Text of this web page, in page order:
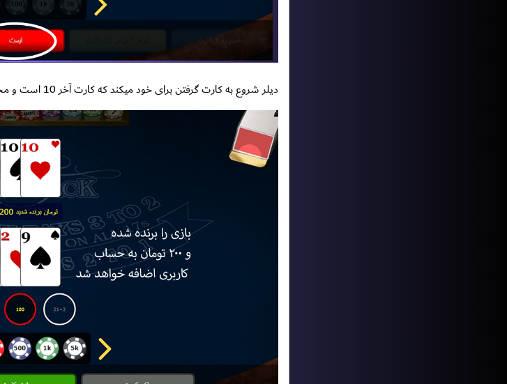
دیلر شروع به کارت گرفتن برای خود میکند که کارت آخر 10 است و مجموع کارتها 24 میشود و دیلر بازنده شده است.